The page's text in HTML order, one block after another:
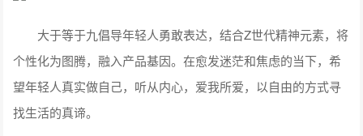
大于等于九倡导年轻人勇敢表达，结合Z世代精神元素，将
个性化为图腾，融入产品基因。在愈发迷茫和焦虑的当下，希
望年轻人真实做自己，听从内心，爱我所爱，以自由的方式寻
找生活的真谛。